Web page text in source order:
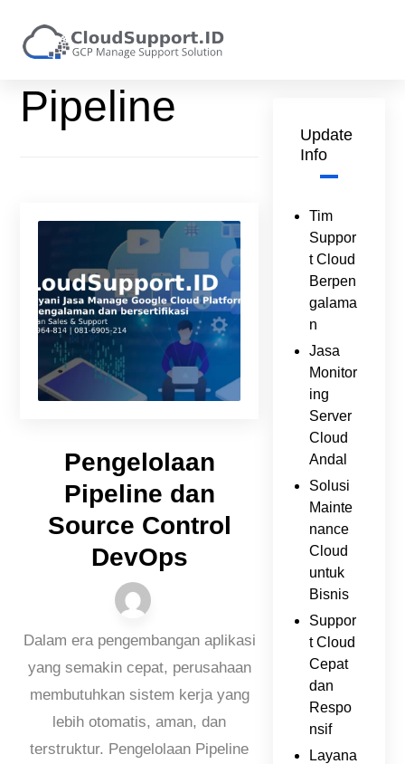
Pipeline
Pengelolaan
Pipeline dan
Source Control
DevOps
Dalam era pengembangan aplikasi
yang semakin cepat, perusahaan
membutuhkan sistem kerja yang
lebih otomatis, aman, dan
terstruktur. Pengelolaan Pipeline
Update
Info
Tim
Suppor
t Cloud
Berpen
galama
n
Jasa
Monitor
ing
Server
Cloud
Andal
Solusi
Mainte
nance
Cloud
untuk
Bisnis
Suppor
t Cloud
Cepat
dan
Respo
nsif
Layana